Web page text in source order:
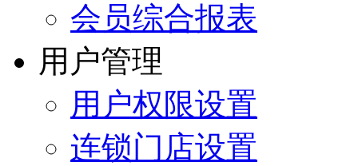
会员综合报表
用户管理
用户权限设置
连锁门店设置